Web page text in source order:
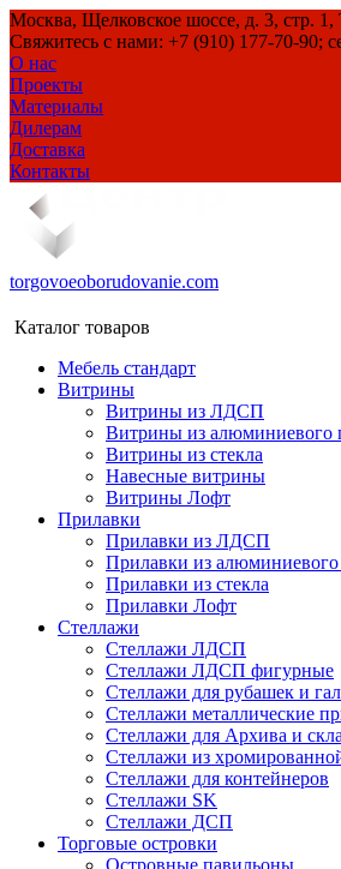
Москва, Щелковское шоссе, д. 3, стр.
Свяжитесь с нами: +7 (910) 177-70-90;
О нас
Проекты
Материалы
Дилерам
Доставка
Контакты
torgovoeoborudovanie.com
Каталог товаров
Мебель стандарт
Витрины
Витрины из ЛДСП
Витрины из алюминиевого
Витрины из стекла
Навесные витрины
Витрины Лофт
Прилавки
Прилавки из ЛДСП
Прилавки из
Прилавки из стекла
Прилавки Лофт
Стеллажи
Стеллажи ЛДСП
Стеллажи ЛДСП фигурные
Стеллажи для рубашек и
Стеллажи металлические
Стеллажи для Архива и
Стеллажи из
Стеллажи для контейнеров
Стеллажи SK
Стеллажи ДСП
Торговые островки
Островные павильоны